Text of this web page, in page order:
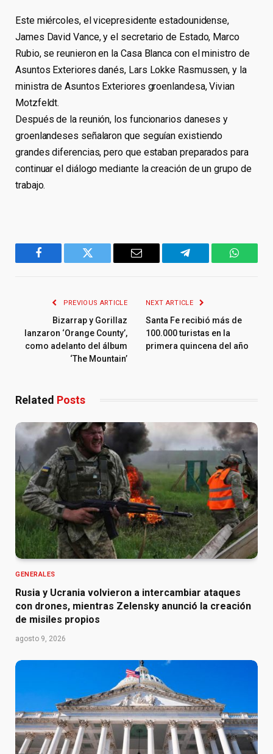
Este miércoles, el vicepresidente estadounidense,
James David Vance, y el secretario de Estado, Marco
Rubio, se reunieron en la Casa Blanca con el ministro de
Asuntos Exteriores danés, Lars Lokke Rasmussen, y la
ministra de Asuntos Exteriores groenlandesa, Vivian
Motzfeldt.
Después de la reunión, los funcionarios daneses y
groenlandeses señalaron que seguían existiendo
grandes diferencias, pero que estaban preparados para
continuar el diálogo mediante la creación de un grupo de
trabajo.
Facebook Twitter Email Telegram
PREVIOUS ARTICLE
Bizarrap y Gorillaz
lanzaron ‘Orange County’,
como adelanto del álbum
‘The Mountain’
NEXT ARTICLE
Santa Fe recibió más de
100.000 turistas en la
primera quincena del año
Related Posts
GENERALES
Rusia y Ucrania volvieron a intercambiar ataques
con drones, mientras Zelensky anunció la creación
de misiles propios
agosto 9, 2026